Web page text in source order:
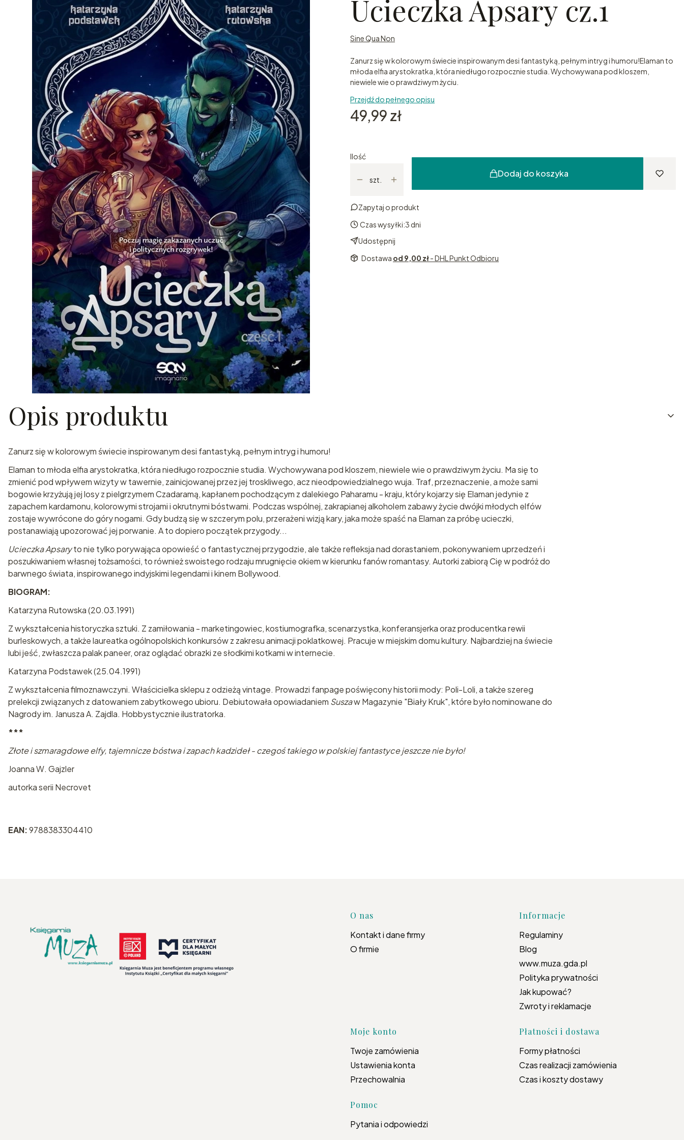
Ucieczka Apsary cz.1
Sine Qua Non
Zanurz się w kolorowym świecie inspirowanym desi fantastyką, pełnym intryg i humoru!Elaman to
młoda elfia arystokratka, która niedługo rozpocznie studia. Wychowywana pod kloszem,
niewiele wie o prawdziwym życiu.
Przejdź do pełnego opisu
Cena
49,99 zł
Ilość
szt.
Dodaj do koszyka
Zapytaj o produkt
Czas wysyłki:3 dni
Udostępnij
Dostawa od 9,00 zł- DHL Punkt Odbioru
Opis produktu
Zanurz się w kolorowym świecie inspirowanym desi fantastyką, pełnym intryg i humoru!
Elaman to młoda elfia arystokratka, która niedługo rozpocznie studia. Wychowywana pod kloszem, niewiele wie o prawdziwym życiu. Ma się to
zmienić pod wpływem wizyty w tawernie, zainicjowanej przez jej troskliwego, acz nieodpowiedzialnego wuja. Traf, przeznaczenie, a może sami
bogowie krzyżują jej losy z pielgrzymem Czadaramą, kapłanem pochodzącym z dalekiego Paharamu - kraju, który kojarzy się Elaman jedynie z
zapachem kardamonu, kolorowymi strojami i okrutnymi bóstwami. Podczas wspólnej, zakrapianej alkoholem zabawy życie dwójki młodych elfów
zostaje wywrócone do góry nogami. Gdy budzą się w szczerym polu, przerażeni wizją kary, jaka może spaść na Elaman za próbę ucieczki,
postanawiają upozorować jej porwanie. A to dopiero początek przygody...
Ucieczka Apsaryto nie tylko porywająca opowieść o fantastycznej przygodzie, ale także refleksja nad dorastaniem, pokonywaniem uprzedzeń i
poszukiwaniem własnej tożsamości, to również swoistego rodzaju mrugnięcie okiem w kierunku fanów romantasy. Autorki zabiorą Cię w podróż do
barwnego świata, inspirowanego indyjskimi legendami i kinem Bollywood.
BIOGRAM:
Katarzyna Rutowska (20.03.1991)
Z wykształcenia historyczka sztuki. Z zamiłowania - marketingowiec, kostiumografka, scenarzystka, konferansjerka oraz producentka rewii
burleskowych, a także laureatka ogólnopolskich konkursów z zakresu animacji poklatkowej. Pracuje w miejskim domu kultury. Najbardziej na świecie
lubi jeść, zwłaszcza palak paneer, oraz oglądać obrazki ze słodkimi kotkami w internecie.
Katarzyna Podstawek (25.04.1991)
Z wykształcenia filmoznawczyni. Właścicielka sklepu z odzieżą vintage. Prowadzi fanpage poświęcony historii mody: Poli-Loli, a także szereg
prelekcji związanych z datowaniem zabytkowego ubioru. Debiutowała opowiadaniem Suszaw Magazynie "Biały Kruk", które było nominowane do
Nagrody im. Janusza A. Zajdla. Hobbystycznie ilustratorka.
***
Złote i szmaragdowe elfy, tajemnicze bóstwa i zapach kadzideł - czegoś takiego w polskiej fantastyce jeszcze nie było!
Joanna W. Gajzler
autorka serii Necrovet
EAN:9788383304410
Linki w stopce
O nas
Kontakt i dane firmy
O firmie
Informacje
Regulaminy
Blog
www.muza.gda.pl
Polityka prywatności
Jak kupować?
Zwroty i reklamacje
Moje konto
Twoje zamówienia
Ustawienia konta
Przechowalnia
Płatności i dostawa
Formy płatności
Czas realizacji zamówienia
Czas i koszty dostawy
Pomoc
Pytania i odpowiedzi